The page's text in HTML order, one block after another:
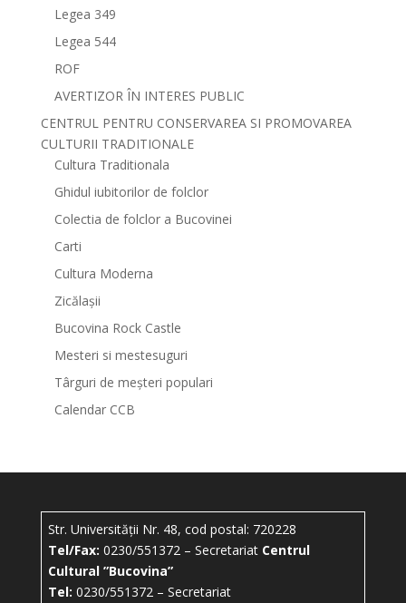
Legea 349
Legea 544
ROF
AVERTIZOR ÎN INTERES PUBLIC
CENTRUL PENTRU CONSERVAREA SI PROMOVAREA
CULTURII TRADITIONALE
Cultura Traditionala
Ghidul iubitorilor de folclor
Colectia de folclor a Bucovinei
Carti
Cultura Moderna
Zicălașii
Bucovina Rock Castle
Mesteri si mestesuguri
Târguri de meșteri populari
Calendar CCB
Str. Universității Nr. 48, cod postal: 720228
Tel/Fax: 0230/551372 – Secretariat Centrul
Cultural ”Bucovina”
Tel: 0230/551372 – Secretariat